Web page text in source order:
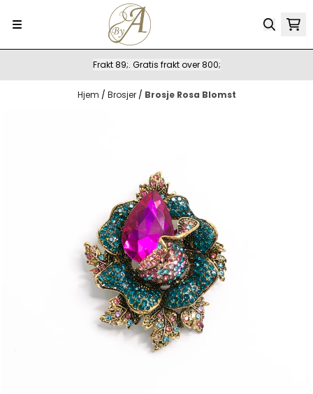
Frakt 89;. Gratis frakt over 800;
Hjem / Brosjer / Brosje Rosa Blomst